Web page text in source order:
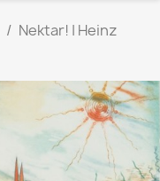
Nektar! | Heinz